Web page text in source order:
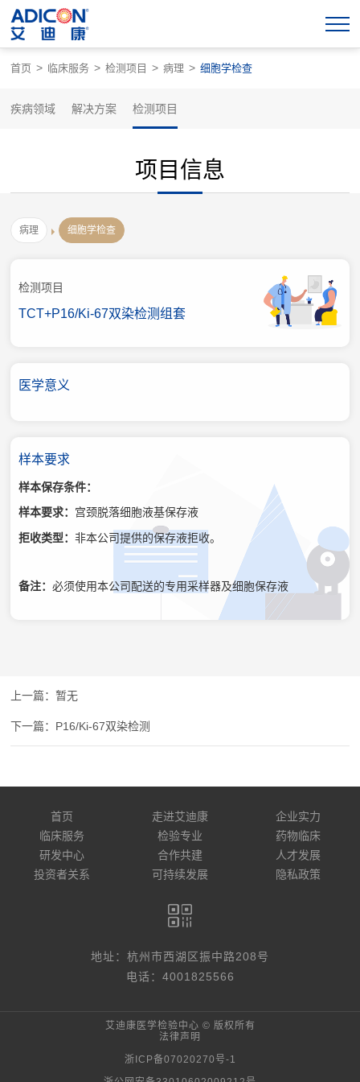
首页 > 临床服务 > 检测项目 > 病理 > 细胞学检查
疾病领域 解决方案 检测项目
项目信息
病理 细胞学检查
检测项目
TCT+P16/Ki-67双染检测组套
医学意义
样本要求
样本保存条件：
样本要求： 宫颈脱落细胞液基保存液
拒收类型：非本公司提供的保存液拒收。
备注：必须使用本公司配送的专用采样器及细胞保存液
暂无
P16/Ki-67双染检测
首页 走进艾迪康
企业实力
临床服务
检验专业
药物临床
研发中心
合作共建
人才发展
投资者关系
可持续发展 隐私政策
地址：杭州市西湖区振中路208号
电话：4001825566
艾迪康医学检验中心 © 版权所有
法律声明
浙ICP备07020270号-1